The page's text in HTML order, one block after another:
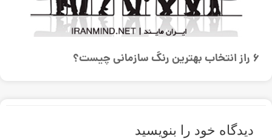
6 راز انتخاب بهترین رنگ سازمانی چیست؟
دیدگاه‌ خود را بنویسید